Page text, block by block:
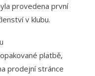
provedena první
v klubu.
platbě,
prodejní stránce